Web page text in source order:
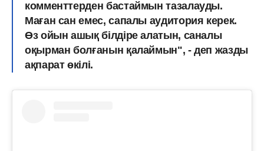
комменттерден бастаймын тазалауды.
Маған сан емес, сапалы аудитория керек.
Өз ойын ашық білдіре алатын, саналы
оқырман болғанын қалаймын", - деп жазды
ақпарат өкілі.